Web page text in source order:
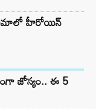
సినిమాలో హీరోయిన్
జోస్యం.. ఈ 5